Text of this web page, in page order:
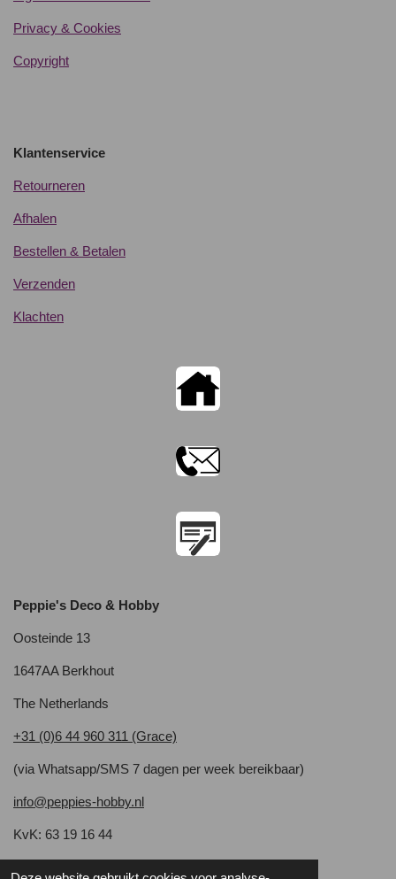
Privacy & Cookies
Copyright
Klantenservice
Retourneren
Afhalen
Bestellen & Betalen
Verzenden
Klachten
Peppie's Deco & Hobby
Oosteinde 13
1647AA Berkhout
The Netherlands
+31 (0)6 44 960 311 (Grace)
(via Whatsapp/SMS 7 dagen per week bereikbaar)
info@peppies-hobby.nl
KvK: 63 19 16 44